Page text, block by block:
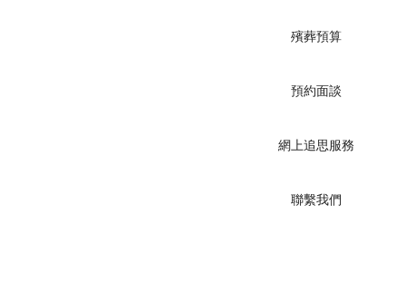
殯葬預算
預約面談
網上追思服務
聯繫我們